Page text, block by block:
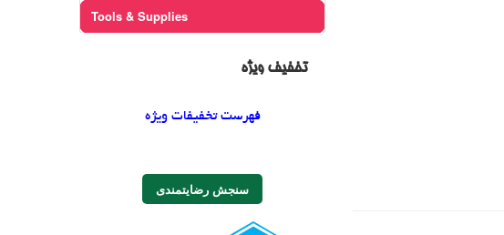
Tools & Supplies
تخفیف ویژه
فهرست تخفیفات ویژه
سنجش رضایتمندی